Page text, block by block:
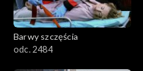
Barwy szczęścia
odc. 2484